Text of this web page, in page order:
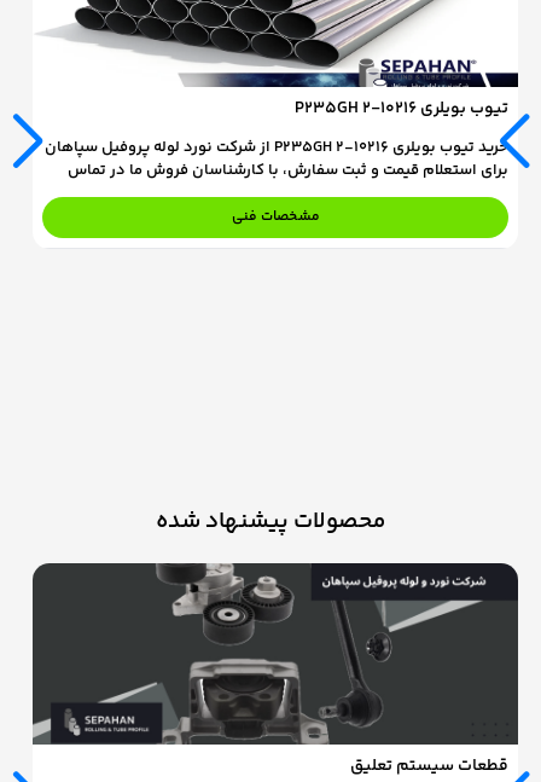
تیوب بویلری 10216-2 P235GH
خرید تیوب بویلری 10216-2 P235GH از شرکت نورد لوله پروفیل سپاهان
برای استعلام قیمت و ثبت سفارش، با کارشناسان فروش ما در تماس
باشید.
مشخصات فنی
محصولات پیشنهاد شده
قطعات سیستم تعلیق